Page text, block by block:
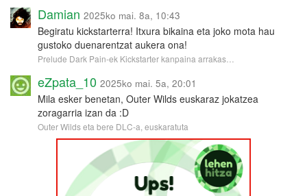
Damian 2025ko mai. 8a, 10:43
Begiratu kickstarterra! Itxura bikaina eta joko mota hau
gustoko duenarentzat aukera ona!
Prelude Dark Pain-ek Kickstarter kanpaina arrakas…
eZpata_10 2025ko mai. 5a, 20:01
Mila esker benetan, Outer Wilds euskaraz jokatzea
zoragarria izan da :D
Outer Wilds eta bere DLC-a, euskaratuta